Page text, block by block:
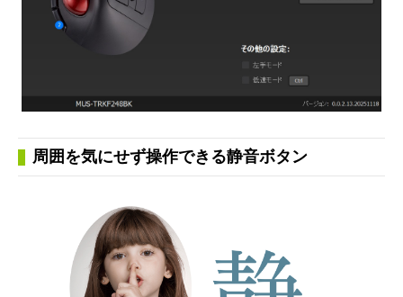
周囲を気にせず操作できる静音ボタン